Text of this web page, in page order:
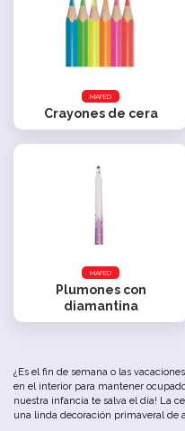
MAPED
Crayones de cera
MAPED
Plumones con
diamantina
¿Es el fin de semana o las
en el interior para mantener
nuestra infancia te salva el día! La
una linda decoración primaveral de